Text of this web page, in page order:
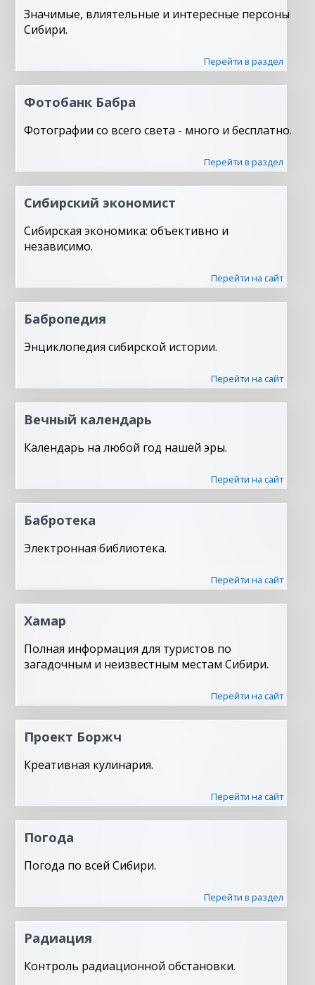
Значимые, влиятельные и интересные персоны
Сибири.
Перейти в раздел
Фотобанк Бабра
Фотографии со всего света - много и бесплатно.
Перейти в раздел
Сибирский экономист
Сибирская экономика: объективно и
независимо.
Перейти на сайт
Бабропедия
Энциклопедия сибирской истории.
Перейти на сайт
Вечный календарь
Календарь на любой год нашей эры.
Перейти на сайт
Бабротека
Электронная библиотека.
Перейти на сайт
Хамар
Полная информация для туристов по
загадочным и неизвестным местам Сибири.
Перейти на сайт
Проект Боржч
Креативная кулинария.
Перейти на сайт
Погода
Погода по всей Сибири.
Перейти в раздел
Радиация
Контроль радиационной обстановки.